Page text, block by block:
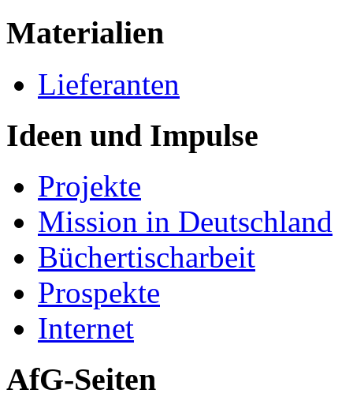
Materialien
Lieferanten
Ideen und Impulse
Projekte
Mission in Deutschland
Büchertischarbeit
Prospekte
Internet
AfG-Seiten